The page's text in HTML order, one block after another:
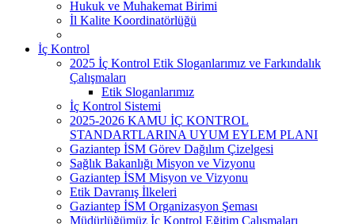
Hukuk ve Muhakemat Birimi
İl Kalite Koordinatörlüğü
İç Kontrol
2025 İç Kontrol Etik Sloganlarımız ve Farkındalık
Çalışmaları
Etik Sloganlarımız
İç Kontrol Sistemi
2025-2026 KAMU İÇ KONTROL
STANDARTLARINA UYUM EYLEM PLANI
Gaziantep İSM Görev Dağılım Çizelgesi
Sağlık Bakanlığı Misyon ve Vizyonu
Gaziantep İSM Misyon ve Vizyonu
Etik Davranış İlkeleri
Gaziantep İSM Organizasyon Şeması
Müdürlüğümüz İç Kontrol Eğitim Çalışmaları